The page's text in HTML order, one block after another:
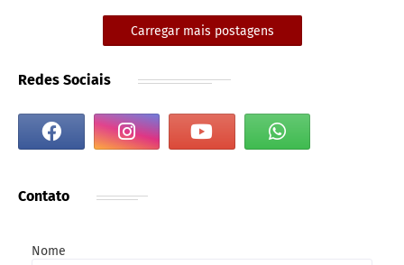
Carregar mais postagens
Redes Sociais
Contato
Nome